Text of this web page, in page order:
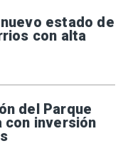
estado de
con alta
del Parque
con inversión